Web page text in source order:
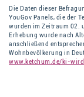
Die Daten dieser
YouGov Panels, die der
wurden im Zeitraum 02.
Erhebung wurde nach
anschließend
Wohnbevölkerung in
www.ketchum.de/ki-